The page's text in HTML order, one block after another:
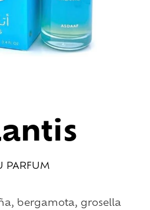
PARFUM
bergamota, grosella